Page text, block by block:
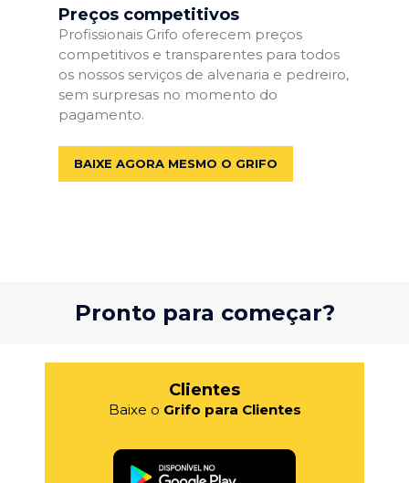
Preços competitivos
Profissionais Grifo oferecem preços
competitivos e transparentes para todos
os nossos serviços de alvenaria e pedreiro,
sem surpresas no momento do
pagamento.
BAIXE AGORA MESMO O GRIFO
Pronto para começar?
Clientes
Baixe o Grifo para Clientes